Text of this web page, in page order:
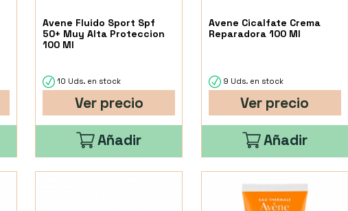
Avene Fluido Sport Spf
50+ Muy Alta Proteccion
100 Ml
10 Uds. en stock
Ver precio
Añadir
Avene Cicalfate Crema
Reparadora 100 Ml
9 Uds. en stock
Ver precio
Añadir